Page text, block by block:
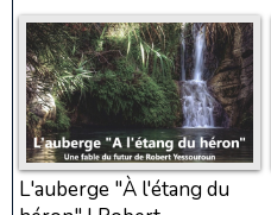
L'auberge "À l'étang du